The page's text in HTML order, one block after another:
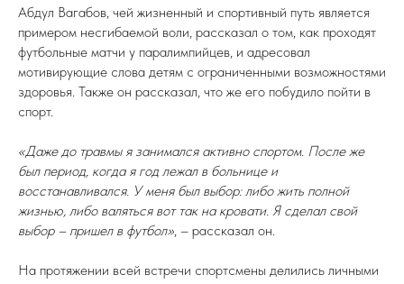
Абдул Вагабов, чей жизненный и спортивный путь является
примером несгибаемой воли, рассказал о том, как проходят
футбольные матчи у паралимпийцев, и адресовал
мотивирующие слова детям с ограниченными возможностями
здоровья. Также он рассказал, что же его побудило пойти в
спорт.
«Даже до травмы я занимался активно спортом. После же
был период, когда я год лежал в больнице и
восстанавливался. У меня был выбор: либо жить полной
жизнью, либо валяться вот так на кровати. Я сделал свой
выбор – пришел в футбол», – рассказал он.
На протяжении всей встречи спортсмены делились личными